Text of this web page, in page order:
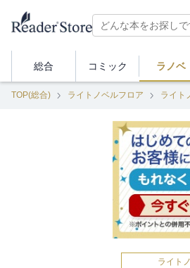
総合 コミック ラノベ
TOP(総合) ライトノベルフロア ライト
ライト